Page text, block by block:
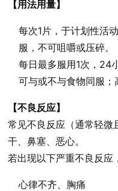
【用法用量】
每次1片，于计划性活
服，不可咀嚼或压碎。
每日最多服用1次，24
可与或不与食物同服；
【不良反应】
常见不良反应（通常轻微
干、鼻塞、恶心。
若出现以下严重不良反应
心律不齐、胸痛